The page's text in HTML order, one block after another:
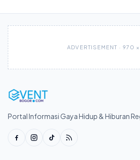
ADVERTISEMENT · 970
Portal Informasi Gaya Hidup & Hiburan